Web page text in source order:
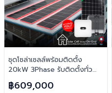
ชุดโซล่าเซลล์พร้อมติดตั้ง
20kW 3Phase รับติดตั้งทั่ว
ประเทศไทย
฿609,000